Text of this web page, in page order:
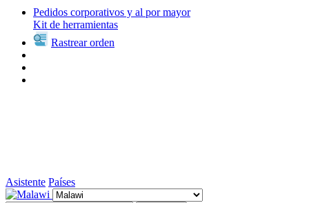
Pedidos corporativos y al por mayor
Kit de herramientas
Rastrear orden
Asistente Países